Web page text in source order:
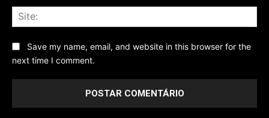
Save my name, email, and website in this browser for the
next time I comment.